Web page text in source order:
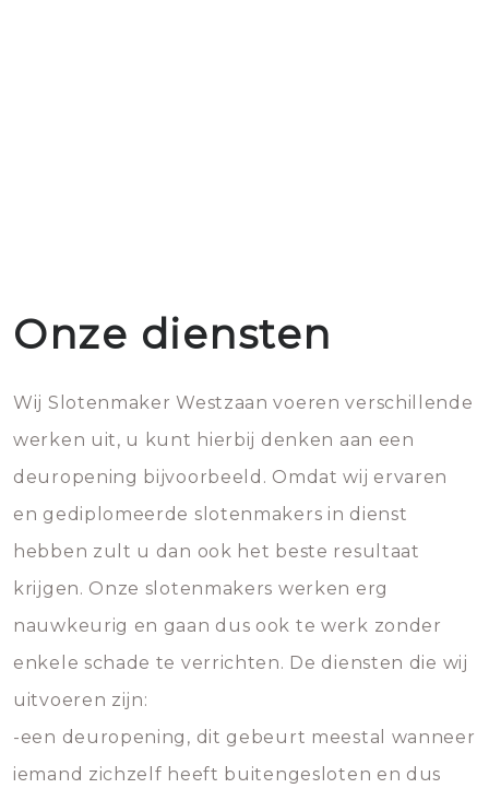
Onze diensten
Wij Slotenmaker Westzaan voeren verschillende
werken uit, u kunt hierbij denken aan een
deuropening bijvoorbeeld. Omdat wij ervaren
en gediplomeerde slotenmakers in dienst
hebben zult u dan ook het beste resultaat
krijgen. Onze slotenmakers werken erg
nauwkeurig en gaan dus ook te werk zonder
enkele schade te verrichten. De diensten die wij
uitvoeren zijn:
-een deuropening, dit gebeurt meestal wanneer
iemand zichzelf heeft buitengesloten en dus